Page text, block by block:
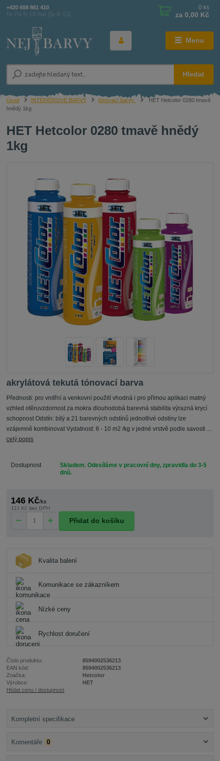
Menu
Hledat
+420 608 861 410
Po-Pá 8-16 hod (So 8-12)
0 ks
za 0,00 Kč
Úvod INTERIÉROVÉ BARVY tónovací barvy
HET Hetcolor 0280 tmavě
hnědý 1kg
HET Hetcolor 0280 tmavě hnědý
1kg
akrylátová tekutá tónovací barva
Přednosti: pro vnitřní a venkovní použití vhodná i pro přímou aplikaci matný
vzhled otěruvzdornost za mokra dlouhodobá barevná stabilita výrazná krycí
schopnost Odstín: bílý a 21 barevných odstínů jednotlivé odstíny lze
vzájemně kombinovat Vydatnost: 6 - 10 m2 /kg v jedné vrstvě podle savosti ...
celý popis
Dostupnost
Skladem. Odesíláme v pracovní dny, zpravidla do 3-5
dnů.
146 Kč/ks
121 Kč bez DPH
Přidat do košíku
Kvalita balení
Komunikace se zákazníkem
Nízké ceny
Rychlost doručení
Číslo produktu:
8594002536213
EAN kód:
8594002536213
Značka:
Hetcolor
Výrobce:
HET
Hlídat cenu / dostupnost
Kompletní specifikace
Komentáře 0